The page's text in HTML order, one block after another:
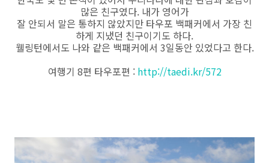
많은 친구였다. 내가 영어가
잘 안되서 말은 통하지 않았지만 타우포 백패커에서 가장 친
하게 지냈던 친구이기도 하다.
웰링턴에서도 나와 같은 백패커에서 3일동안 있었다고 한다.
여행기 8편 타우포편 : http://taedi.kr/572